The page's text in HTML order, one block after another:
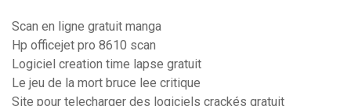
Scan en ligne gratuit manga
Hp officejet pro 8610 scan
Logiciel creation time lapse gratuit
Le jeu de la mort bruce lee critique
Site pour telecharger des logiciels crackés gratuit